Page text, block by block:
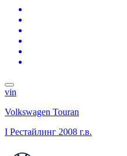
vin
Volkswagen Touran
I Рестайлинг 2008 г.в.